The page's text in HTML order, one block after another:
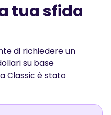
tua sfida
di richiedere un
su base
Classic è stato